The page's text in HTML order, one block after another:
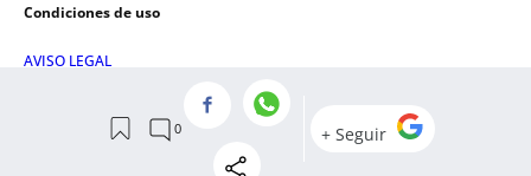
Condiciones de uso
AVISO LEGAL
POLÍTICA DE COOKIES